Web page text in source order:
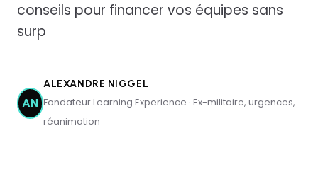
conseils pour financer vos équipes sans
surp
AN
ALEXANDRE NIGGEL
Fondateur Learning Experience · Ex-militaire, urgences,
réanimation